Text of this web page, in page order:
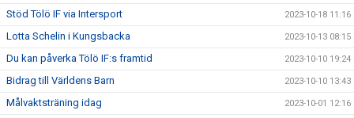
Stöd Tölö IF via Intersport 2023-10-18 11:16
Lotta Schelin i Kungsbacka 2023-10-13 08:15
Du kan påverka Tölö IF:s framtid 2023-10-10 19:24
Bidrag till Världens Barn 2023-10-10 13:43
Målvaktsträning idag 2023-10-01 12:16